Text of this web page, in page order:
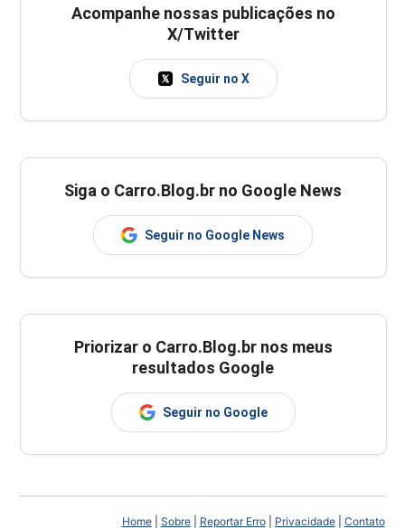
Acompanhe nossas publicações no
X/Twitter
Seguir no X
Siga o Carro.Blog.br no Google News
Seguir no Google News
Priorizar o Carro.Blog.br nos meus
resultados Google
Seguir no Google
Home| Sobre| Reportar Erro| Privacidade| Contato